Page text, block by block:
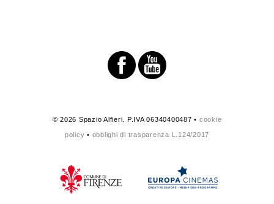
© 2026 Spazio Alfieri. P.IVA 06340400487 • cookie
policy • obblighi di trasparenza L.124/2017